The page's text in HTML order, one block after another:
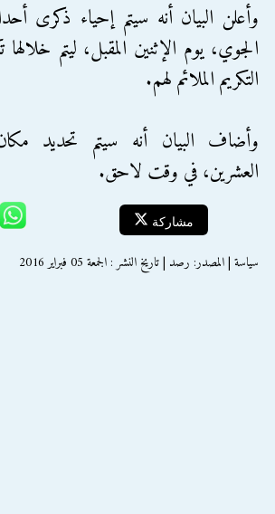
وأعلن البيان أنه سيتم إحياء ذكرى
الجوي، يوم الإثنين المقبل، ليتم خلالها
التكريم الملائم لهم.
وأضاف البيان أنه سيتم تحديد
العشرين، في وقت لاحق.
مشاركة
سياسة | المصدر: رصد | تاريخ النشر : الجمعة 05 فبراير 2016